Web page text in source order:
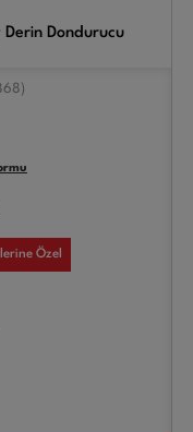
Derin Dondurucu
Özel